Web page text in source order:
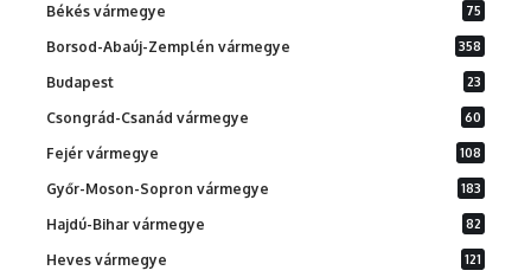
Békés vármegye 75
Borsod-Abaúj-Zemplén vármegye 358
Budapest 23
Csongrád-Csanád vármegye 60
Fejér vármegye 108
Győr-Moson-Sopron vármegye 183
Hajdú-Bihar vármegye 82
Heves vármegye 121